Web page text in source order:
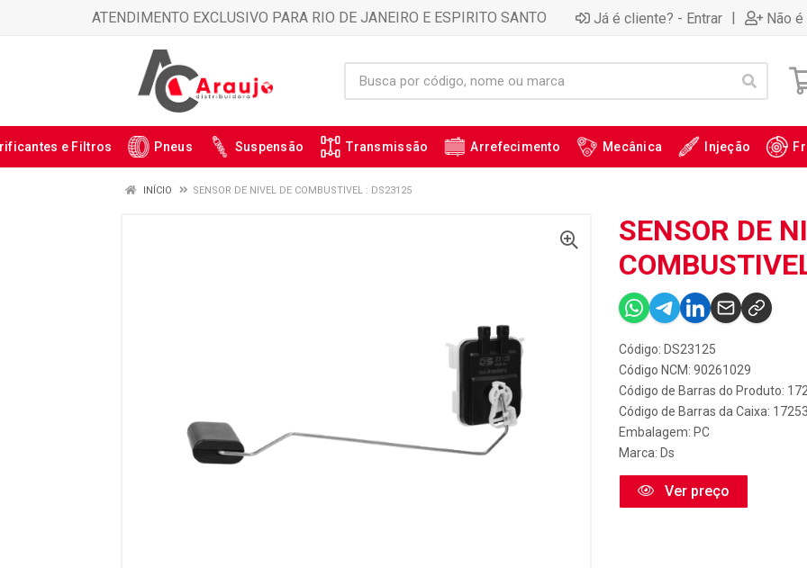
ATENDIMENTO EXCLUSIVO PARA RIO DE JANEIRO E ESPIRITO SANTO Já é cliente? - Entrar | Não
e Filtros Pneus Suspensão Transmissão Arrefecimento Mecânica Injeção
INÍCIO SENSOR DE NIVEL DE COMBUSTIVEL : DS23125
SENSOR DE
Código: DS23125
Código NCM: 90261029
Código de Barras do Produto:
Código de Barras da Caixa:
Embalagem: PC
Marca: Ds
Ver preço